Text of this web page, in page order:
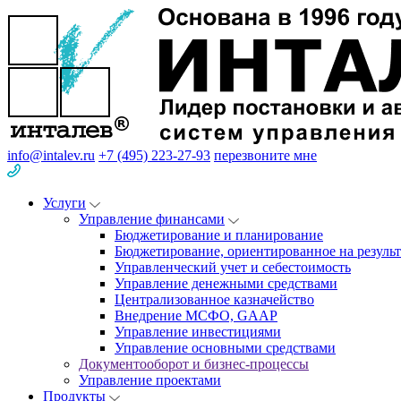
info@intalev.ru +7 (495) 223-27-93 перезвоните мне
Услуги
Управление финансами
Бюджетирование и планирование
Бюджетирование, ориентированное на
Управленческий учет и себестоимость
Управление денежными средствами
Централизованное казначейство
Внедрение МСФО, GAAP
Управление инвестициями
Управление основными средствами
Документооборот и бизнес-процессы
Управление проектами
Продукты